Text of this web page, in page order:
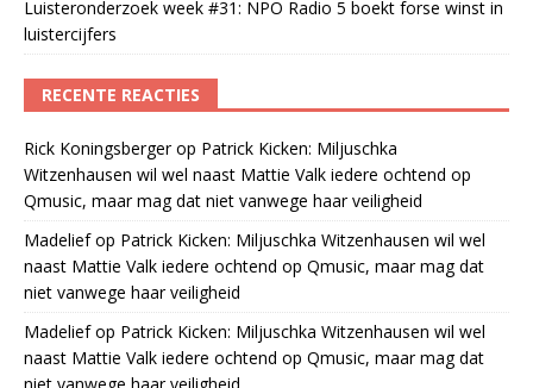
Luisteronderzoek week #31: NPO Radio 5 boekt forse winst in
luistercijfers
RECENTE REACTIES
Rick Koningsbergerop Patrick Kicken: Miljuschka
Witzenhausen wil wel naast Mattie Valk iedere ochtend op
Qmusic, maar mag dat niet vanwege haar veiligheid
Madeliefop Patrick Kicken: Miljuschka Witzenhausen wil wel
naast Mattie Valk iedere ochtend op Qmusic, maar mag dat
niet vanwege haar veiligheid
Madeliefop Patrick Kicken: Miljuschka Witzenhausen wil wel
naast Mattie Valk iedere ochtend op Qmusic, maar mag dat
niet vanwege haar veiligheid